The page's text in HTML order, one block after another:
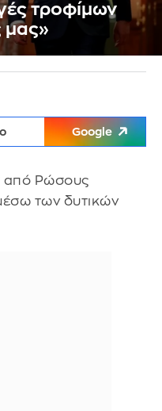
τροφίμων
μας»
Google
από Ρώσους
των δυτικών